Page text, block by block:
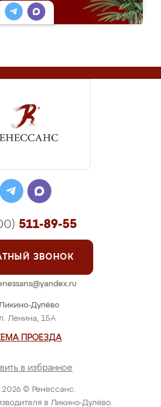
2026 © Ренессанс.
в Ликино-Дулёво.
Дулёво
Ленина, 15А
ПРОЕЗДА
в избранное
511-89-55
ЗВОНОК